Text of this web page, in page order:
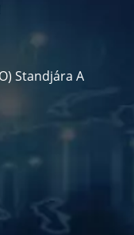
Standjára A